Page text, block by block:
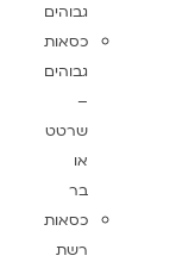
גבוהים
כסאות
גבוהים
–
שרטט
או
בר
כסאות
רשת